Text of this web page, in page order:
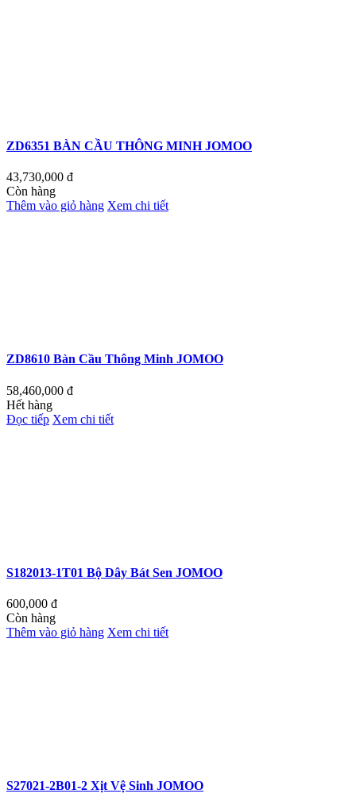
ZD6351 BÀN CẦU THÔNG MINH JOMOO
43,730,000 đ
Còn hàng
Thêm vào giỏ hàng Xem chi tiết
ZD8610 Bàn Cầu Thông Minh JOMOO
58,460,000 đ
Hết hàng
Đọc tiếp Xem chi tiết
S182013-1T01 Bộ Dây Bát Sen JOMOO
600,000 đ
Còn hàng
Thêm vào giỏ hàng Xem chi tiết
S27021-2B01-2 Xịt Vệ Sinh JOMOO